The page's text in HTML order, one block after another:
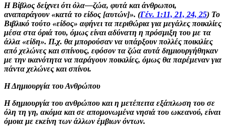
Η Βίβλος δείχνει ότι όλα—ζώα, φυτά και άνθρωποι,
αναπαράγουν «κατά το είδος [αυτών]». (Γέν. 1:11, 21, 24, 25) Το
Βιβλικό τούτο «είδος» αφήνει τα περιθώρια για μεγάλες ποικιλίες
μέσα στα όριά του, όμως είναι αδύνατη η πρόσμιξη του με τα
άλλα «είδη». Π.χ. θα μπορούσαν να υπάρξουν πολλές ποικιλίες
από χελώνες και σπίνους, εφόσον τα ζώα αυτά δημιουργήθηκαν
με την ικανότητα να παράγουν ποικιλίες, όμως θα παρέμεναν για
πάντα χελώνες και σπίνοι.
Η Δημιουργία του Ανθρώπου
Η δημιουργία του ανθρώπου και η μετέπειτα εξάπλωση του σε
όλη τη γη, ακόμα και σε απομονωμένα νησιά του ωκεανού, είναι
όμοια με εκείνη των άλλων έμβιων όντων.